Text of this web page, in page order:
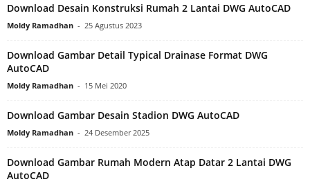
Download Desain Konstruksi Rumah 2 Lantai DWG AutoCAD
Moldy Ramadhan - 25 Agustus 2023
Download Gambar Detail Typical Drainase Format DWG
AutoCAD
Moldy Ramadhan - 15 Mei 2020
Download Gambar Desain Stadion DWG AutoCAD
Moldy Ramadhan - 24 Desember 2025
Download Gambar Rumah Modern Atap Datar 2 Lantai DWG
AutoCAD